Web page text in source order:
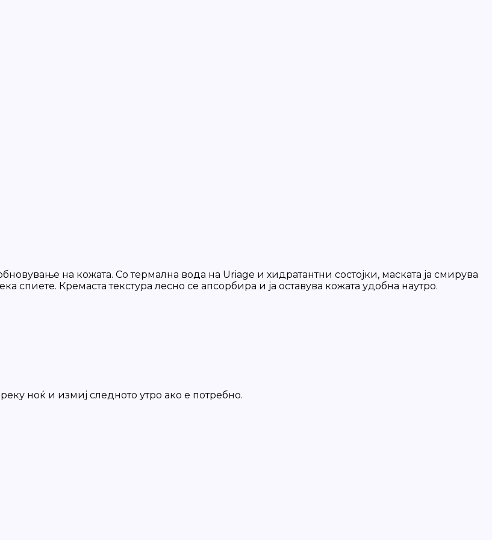
на кожата. Со термална вода на Uriage и хидратантни состојки, маската ја смирува
спиете. Кремаста текстура лесно се апсорбира и ја оставува кожата удобна наутро.
ноќ и измиј следното утро ако е потребно.